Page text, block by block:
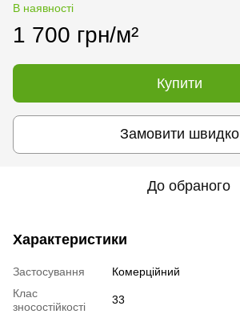
В наявності
1 700 грн/м²
Купити
Замовити швидко
До обраного
Характеристики
Застосування
Комерційний
Клас
зносостійкості
33